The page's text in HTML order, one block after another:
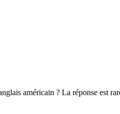
américain ? La réponse est